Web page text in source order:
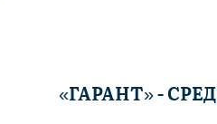
«ГАРАНТ» -